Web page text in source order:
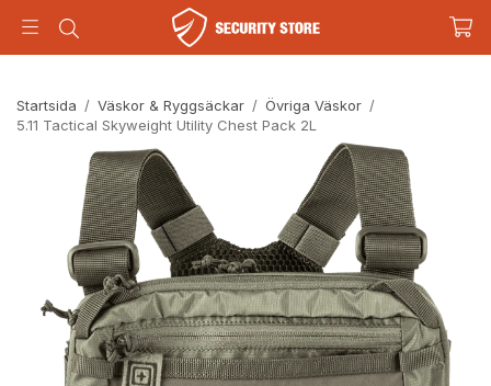
Startsida / Väskor & Ryggsäckar / Övriga Väskor /
5.11 Tactical Skyweight Utility Chest Pack 2L